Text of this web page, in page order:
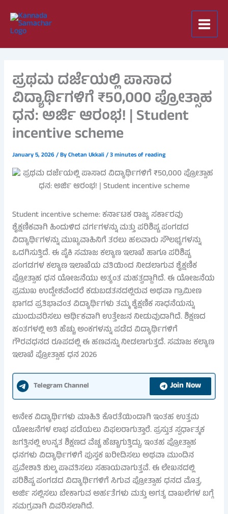
content
ಪ್ರಥಮ ದರ್ಜೆಯಲ್ಲಿ ಪಾಸಾದ
ವಿದ್ಯಾರ್ಥಿಗಳಿಗೆ ₹50,000 ಪ್ರೋತ್ಸಾಹ
ಧನ: ಅರ್ಜಿ ಆರಂಭ! | Student
incentive scheme
January 5, 2026/ ByChetan Ukkali/3 minutes of reading
Student incentive scheme: ಕರ್ನಾಟಕ ರಾಜ್ಯ ಸರ್ಕಾರವು
ಶೈಕ್ಷಣಿಕವಾಗಿ ಹಿಂದುಳಿದ ವರ್ಗಗಳನ್ನು ಮತ್ತು ಪರಿಶಿಷ್ಟ ಪಂಗಡದ
ವಿದ್ಯಾರ್ಥಿಗಳನ್ನು ಮುಖ್ಯವಾಹಿನಿಗೆ ತರಲು ಹಲವಾರು ಸೌಲಭ್ಯಗಳನ್ನು
ಒದಗಿಸುತ್ತಿದೆ. ಈ ಪೈಕಿ ಸಮಾಜ ಕಲ್ಯಾಣ ಇಲಾಖೆ ಹಾಗೂ ಪರಿಶಿಷ್ಟ
ಪಂಗಡಗಳ ಕಲ್ಯಾಣ ಇಲಾಖೆಯ ವತಿಯಿಂದ ನೀಡಲಾಗುವ ಶೈಕ್ಷಣಿಕ
ಪ್ರೋತ್ಸಾಹ ಧನ ಯೋಜನೆಯು ಅತ್ಯಂತ ಮಹತ್ವದ್ದಾಗಿದೆ. ಈ ಯೋಜನೆಯ
ಪ್ರಮುಖ ಉದ್ದೇಶವೆಂದರೆ ಕಡುಬಡತನದಲ್ಲಿರುವ ಅಥವಾ ಗ್ರಾಮೀಣ
ಭಾಗದ ಪ್ರತಿಭಾವಂತ ವಿದ್ಯಾರ್ಥಿಗಳು ತಮ್ಮ ಶೈಕ್ಷಣಿಕ ಸಾಧನೆಯನ್ನು
ಮುಂದುವರಿಸಲು ಆರ್ಥಿಕವಾಗಿ ಉತ್ತೇಜನ ನೀಡುವುದಾಗಿದೆ. ಶಿಕ್ಷಣದ
ಹಂತಗಳಲ್ಲಿ ಅತಿ ಹೆಚ್ಚು ಅಂಕಗಳನ್ನು ಪಡೆದ ವಿದ್ಯಾರ್ಥಿಗಳಿಗೆ
ಗೌರವಧನದ ರೂಪದಲ್ಲಿ ಈ ಹಣವನ್ನು ನೀಡಲಾಗುತ್ತದೆ. ಸಮಾಜ ಕಲ್ಯಾಣ
ಇಲಾಖೆ ಪ್ರೋತ್ಸಾಹ ಧನ 2026
Telegram Channel Join Now
ಅನೇಕ ವಿದ್ಯಾರ್ಥಿಗಳು ಮಾಹಿತಿ ಕೊರತೆಯಿಂದಾಗಿ ಇಂತಹ ಉತ್ತಮ
ಯೋಜನೆಗಳ ಲಾಭ ಪಡೆಯಲು ವಿಫಲರಾಗುತ್ತಾರೆ. ಪ್ರಸ್ತುತ ಸ್ಪರ್ಧಾತ್ಮಕ
ಜಗತ್ತಿನಲ್ಲಿ ಉನ್ನತ ಶಿಕ್ಷಣದ ವೆಚ್ಚ ಹೆಚ್ಚಾಗುತ್ತಿದ್ದು, ಇಂತಹ ಪ್ರೋತ್ಸಾಹ
ಧನಗಳು ವಿದ್ಯಾರ್ಥಿಗಳಿಗೆ ಪುಸ್ತಕ ಖರೀದಿಸಲು ಅಥವಾ ಮುಂದಿನ
ಪ್ರವೇಶಾತಿ ಶುಲ್ಕ ಪಾವತಿಸಲು ಸಹಾಯವಾಗುತ್ತವೆ. ಈ ಲೇಖನದಲ್ಲಿ
ಪರಿಶಿಷ್ಟ ಪಂಗಡದ ವಿದ್ಯಾರ್ಥಿಗಳಿಗೆ ಸಿಗುವ ಪ್ರೋತ್ಸಾಹ ಧನದ ಮೊತ್ತ,
ಅರ್ಜಿ ಸಲ್ಲಿಸಲು ಬೇಕಾಗುವ ಅರ್ಹತೆಗಳು ಮತ್ತು ಅಗತ್ಯ ದಾಖಲೆಗಳ ಬಗ್ಗೆ
ಸಮಗ್ರವಾಗಿ ವಿವರಿಸಲಾಗಿದೆ.